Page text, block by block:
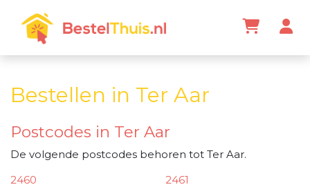
Bestellen in Ter Aar
Postcodes in Ter Aar
De volgende postcodes behoren tot Ter Aar.
2460
2461